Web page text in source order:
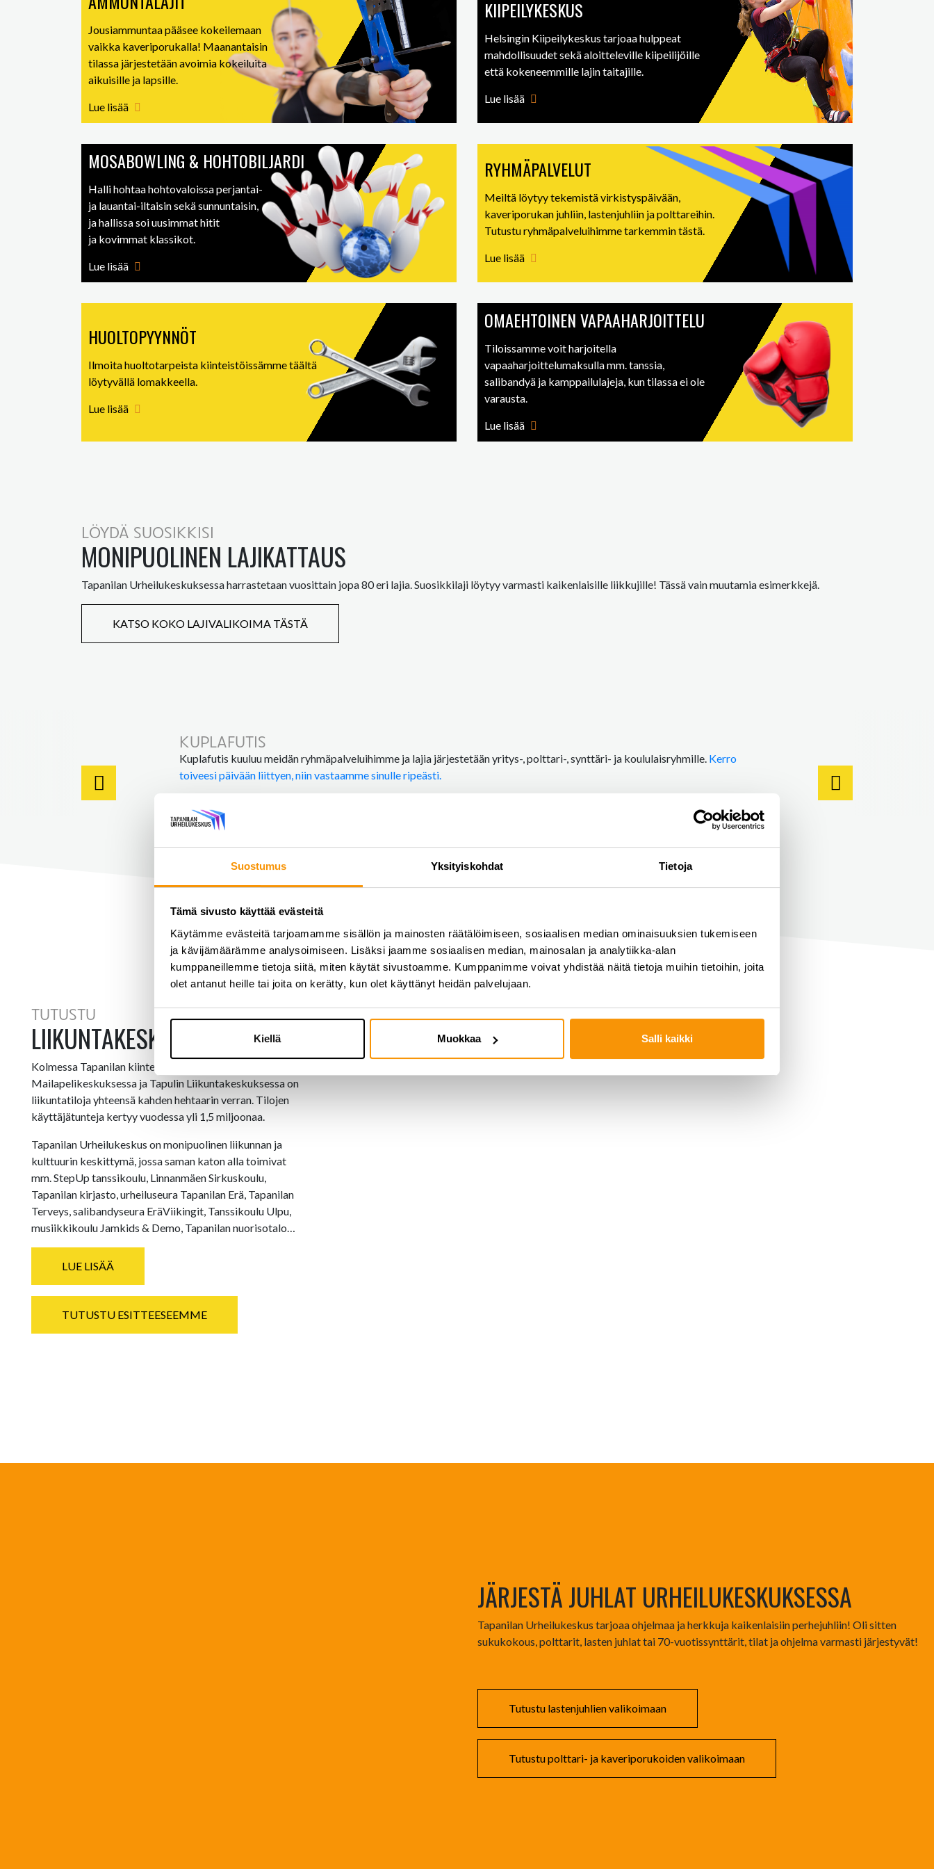
Suostumus Yksityiskohdat Tietoja
Tämä sivusto käyttää evästeitä
Käytämme evästeitä tarjoamamme sisällön ja mainosten räätälöimiseen, sosiaalisen median ominaisuuksien tukemiseen
ja kävijämäärämme analysoimiseen. Lisäksi jaamme sosiaalisen median, mainosalan ja analytiikka-alan
kumppaneillemme tietoja siitä, miten käytät sivustoamme. Kumppanimme voivat yhdistää näitä tietoja muihin tietoihin, joita
olet antanut heille tai joita on kerätty, kun olet käyttänyt heidän palvelujaan.
Kiellä Muokkaa Salli kaikki
Jousiammuntaa pääsee kokeilemaan
vaikka kaveriporukalla! Maanantaisin
tilassa järjestetään avoimia kokeiluita
aikuisille ja lapsille.
Lue lisää
KIIPEILYKESKUS
Helsingin Kiipeilykeskus tarjoaa hulppeat
mahdollisuudet sekä aloitteleville kiipeilijöille
että kokeneemmille lajin taitajille.
Lue lisää
MOSABOWLING & HOHTOBILJARDI
Halli hohtaa hohtovaloissa perjantai-
ja lauantai-iltaisin sekä sunnuntaisin,
ja hallissa soi uusimmat hitit
ja kovimmat klassikot.
Lue lisää
RYHMÄPALVELUT
Meiltä löytyy tekemistä virkistyspäivään,
kaveriporukan juhliin, lastenjuhliin ja polttareihin.
Tutustu ryhmäpalveluihimme tarkemmin tästä.
Lue lisää
HUOLTOPYYNNÖT
Ilmoita huoltotarpeista kiinteistöissämme täältä
löytyvällä lomakkeella.
Lue lisää
OMAEHTOINEN VAPAAHARJOITTELU
Tiloissamme voit harjoitella
vapaaharjoittelumaksulla mm. tanssia,
salibandyä ja kamppailulajeja, kun tilassa ei ole
varausta.
Lue lisää
LÖYDÄ SUOSIKKISI
MONIPUOLINEN LAJIKATTAUS
Tapanilan Urheilukeskuksessa harrastetaan vuosittain jopa 80 eri lajia. Suosikkilaji löytyy varmasti kaikenlaisille liikkujille! Tässä vain muutamia esimerkkejä.
KATSO KOKO LAJIVALIKOIMA TÄSTÄ
KUPLAFUTIS
Kuplafutis kuuluu meidän ryhmäpalveluihimme ja lajia järjestetään yritys-, polttari-, synttäri- ja koululaisryhmille. Kerro
toiveesi päivään liittyen, niin vastaamme sinulle ripeästi.
TUTUSTU
LIIKUNTAKESKUKSEEMME
Kolmessa Tapanilan kiinteistössä, Helsingin
Mailapelikeskuksessa ja Tapulin Liikuntakeskuksessa on
liikuntatiloja yhteensä kahden hehtaarin verran. Tilojen
käyttäjätunteja kertyy vuodessa yli 1,5 miljoonaa.
Tapanilan Urheilukeskus on monipuolinen liikunnan ja
kulttuurin keskittymä, jossa saman katon alla toimivat
mm. StepUp tanssikoulu, Linnanmäen Sirkuskoulu,
Tapanilan kirjasto, urheiluseura Tapanilan Erä, Tapanilan
Terveys, salibandyseura EräViikingit, Tanssikoulu Ulpu,
musiikkikoulu Jamkids & Demo, Tapanilan nuorisotalo…
LUE LISÄÄ
TUTUSTU ESITTEESEEMME
JÄRJESTÄ JUHLAT URHEILUKESKUKSESSA
Tapanilan Urheilukeskus tarjoaa ohjelmaa ja herkkuja kaikenlaisiin perhejuhliin! Oli sitten
sukukokous, polttarit, lasten juhlat tai 70-vuotissynttärit, tilat ja ohjelma varmasti järjestyvät!
Tutustu lastenjuhlien valikoimaan
Tutustu polttari- ja kaveriporukoiden valikoimaan